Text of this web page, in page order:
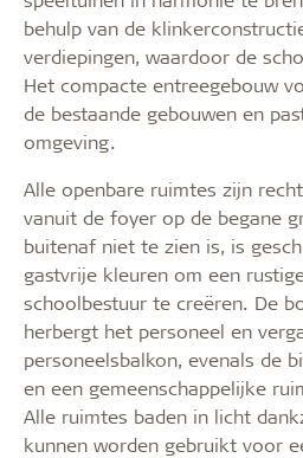
behulp van de
verdiepingen, waardoor de
Het compacte entreegebouw
de bestaande gebouwen en
omgeving.
Alle openbare ruimtes zijn
vanuit de foyer op de begane
buitenaf niet te zien is, is
gastvrije kleuren om een
schoolbestuur te creëren. De
herbergt het personeel en
personeelsbalkon, evenals de
en een gemeenschappelijke
Alle ruimtes baden in licht
kunnen worden gebruikt voor